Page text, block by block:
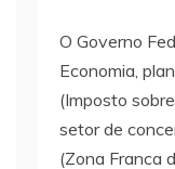
O Governo
Economia,
(Imposto
setor de
(Zona Franca